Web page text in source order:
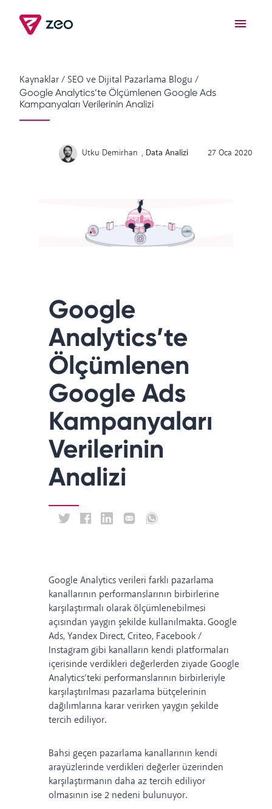
Kaynaklar/SEO ve Dijital Pazarlama Blogu /
Google Analytics’te Ölçümlenen Google Ads
Kampanyaları Verilerinin Analizi
Utku Demirhan , Data Analizi 27 Oca 2020
Google
Analytics’te
Ölçümlenen
Google Ads
Kampanyaları
Verilerinin
Analizi
Google Analytics verileri farklı pazarlama
kanallarının performanslarının birbirlerine
karşılaştırmalı olarak ölçümlenebilmesi
açısından yaygın şekilde kullanılmakta. Google
Ads, Yandex Direct, Criteo, Facebook /
Instagram gibi kanalların kendi platformaları
içerisinde verdikleri değerlerden ziyade Google
Analytics’teki performanslarının birbirleriyle
karşılaştırılması pazarlama bütçelerinin
dağılımlarına karar verirken yaygın şekilde
tercih ediliyor.
Bahsi geçen pazarlama kanallarının kendi
arayüzlerinde verdikleri değerler üzerinden
karşılaştırmanın daha az tercih ediliyor
olmasının ise 2 nedeni bulunuyor.